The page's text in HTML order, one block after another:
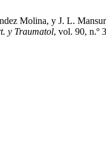
Molina, y J. L.
y Traumatol, vol. 90, n.º